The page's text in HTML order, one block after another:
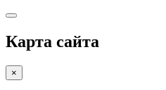
Карта сайта
×